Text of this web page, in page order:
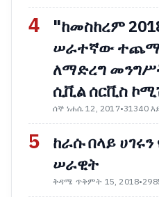
4
"ከመስከረም
ሠራተኛው
ለማድረግ
ሲቪል ሰርቪስ
ሰኞ ነሐሴ 12, 2017•31340
5
ከራሱ በላይ
ሠራዊት
ቅዳሜ ጥቅምት 15, 2018•